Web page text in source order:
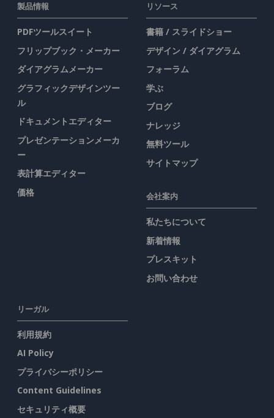
製品情報
PDFツールスイート
フリップブック・メーカー
ダイアグラムメーカー
グラフィックデザインツー
ル
ドキュメントエディター
プレゼンテーションメーカ
ー
表計算エディター
価格
リソース
書籍 / スライドショー
デザイン / ダイアグラム
フォーラム
学ぶ
ブログ
ナレッジ
無料ツール
サイトマップ
会社案内
私たちについて
新着情報
プレスキット
お問い合わせ
リーガル
利用規約
AI Policy
プライバシーポリシー
Content Guidelines
セキュリティ概要